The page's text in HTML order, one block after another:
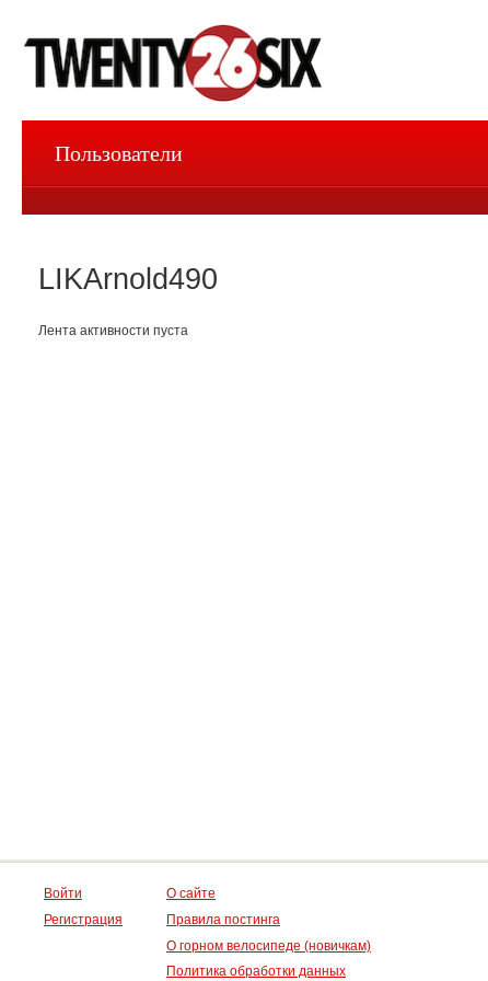
Пользователи
LIKArnold490
Лента активности пуста
Войти
Регистрация
О сайте
Правила постинга
О горном велосипеде (новичкам)
Политика обработки данных